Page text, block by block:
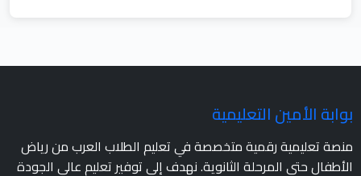
بوابة الأمين التعليمية
منصة تعليمية رقمية متخصصة في تعليم الطلاب العرب من رياض
الأطفال حتى المرحلة الثانوية. نهدف إلى توفير تعليم عالي الجودة